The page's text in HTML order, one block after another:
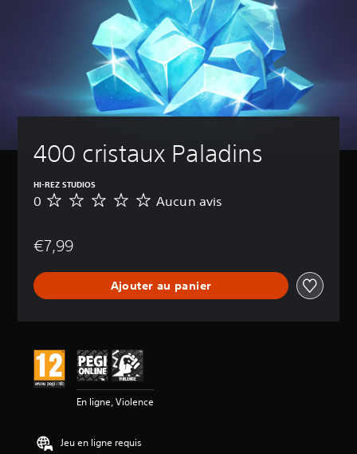
400 cristaux Paladins
HI-REZ STUDIOS
A
u
a
v
0 Aucun avis
€7,99
Ajouter au panier
En ligne, Violence
Jeu en ligne requis